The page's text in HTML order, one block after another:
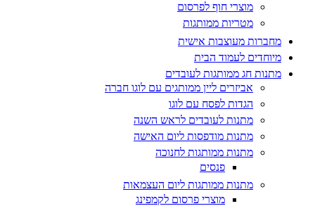
מוצרי חוף לפרסום
מטריות ממותגות
מחברות מעוצבות אישית
מיוחדים לעמוד הבית
מתנות חג ממותגות לעובדים
אביזרים ליין ממותגים עם לוגו חברה
הגדות לפסח עם לוגו
מתנות לעובדים לראש השנה
מתנות מודפסות ליום האישה
מתנות ממותגות לחנוכה
פנסים
מתנות ממותגות ליום העצמאות
מוצרי פרסום לקמפינג